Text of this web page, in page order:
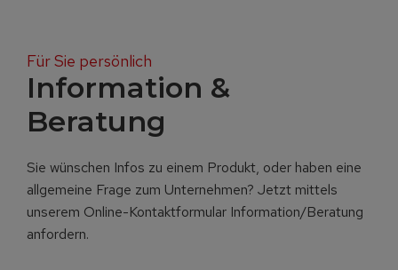
Für Sie persönlich
Information &
Beratung
Sie wünschen Infos zu einem Produkt, oder haben eine
allgemeine Frage zum Unternehmen? Jetzt mittels
unserem Online-Kontaktformular Information/Beratung
anfordern.